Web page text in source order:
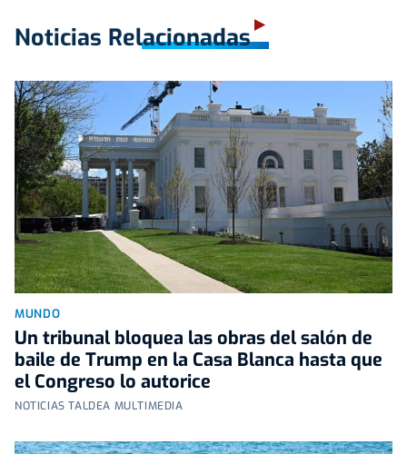
Noticias Relacionadas
MUNDO
Un tribunal bloquea las obras del salón de
baile de Trump en la Casa Blanca hasta que
el Congreso lo autorice
NOTICIAS TALDEA MULTIMEDIA